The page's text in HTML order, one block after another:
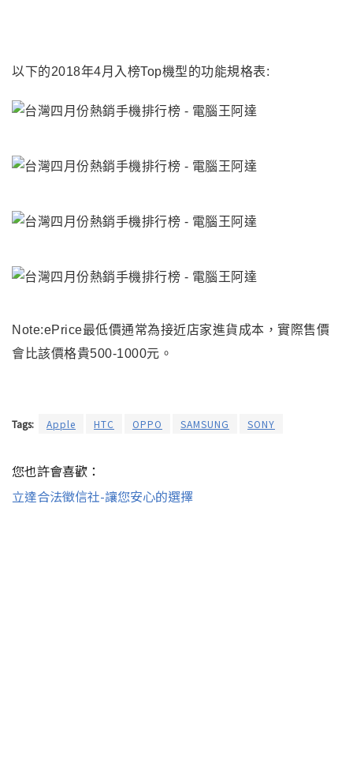
以下的2018年4月入榜Top機型的功能規格表:
Note:ePrice最低價通常為接近店家進貨成本，實際售價
會比該價格貴500-1000元。
Tags: Apple HTC OPPO SAMSUNG SONY
您也許會喜歡：
立達合法徵信社-讓您安心的選擇